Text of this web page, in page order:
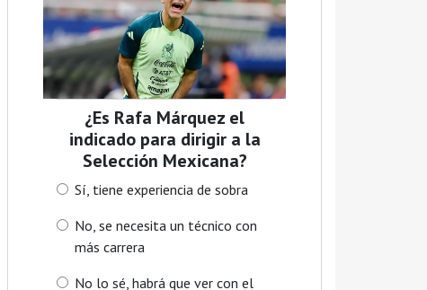
¿Es Rafa Márquez el
indicado para dirigir a la
Selección Mexicana?
Sí, tiene experiencia de sobra
No, se necesita un técnico con
más carrera
No lo sé, habrá que ver con el